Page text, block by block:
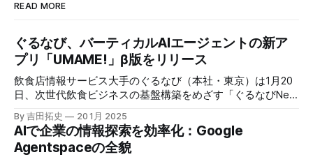
READ MORE
ぐるなび、バーティカルAIエージェントの新ア
プリ「UMAME!」β版をリリース
飲食店情報サービス大手のぐるなび（本社・東京）は1月20
日、次世代飲食ビジネスの基盤構築をめざす「ぐるなびNext
プロジェクト」の初成果として、新たな飲食店探索アプリ
「UMAME!（うまみー！）」のβ版を公開した。
By 吉田拓史 20 1月 2025
AIで企業の情報探索を効率化：Google
Agentspaceの全貌